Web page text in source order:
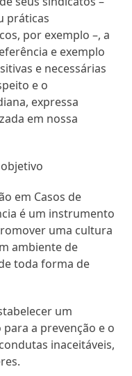
práticas
por exemplo –, a
e exemplo
e necessárias
e o
expressa
em nossa
em Casos de
é um instrumento
uma cultura
ambiente de
toda forma de
um
a prevenção e o
inaceitáveis,